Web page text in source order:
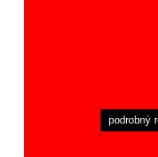
podrobný